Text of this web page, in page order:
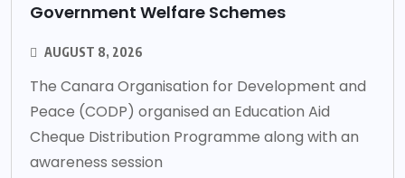
Government Welfare Schemes
AUGUST 8, 2026
The Canara Organisation for Development and
Peace (CODP) organised an Education Aid
Cheque Distribution Programme along with an
awareness session